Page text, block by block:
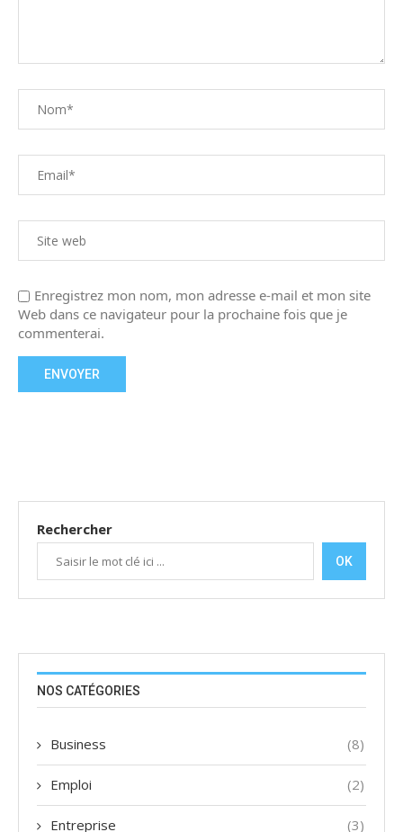
Enregistrez mon nom, mon adresse e-mail et mon site
Web dans ce navigateur pour la prochaine fois que je
commenterai.
Rechercher
OK
NOS CATÉGORIES
Business (8)
Emploi (2)
Entreprise (3)